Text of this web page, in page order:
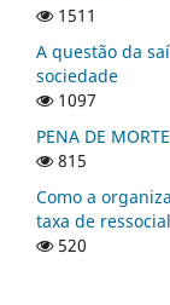
1511
A questão da
sociedade
1097
PENA DE
815
Como a
taxa de
520